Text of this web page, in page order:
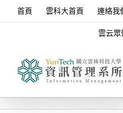
首頁 雲科大首頁 連絡我
雲云眾